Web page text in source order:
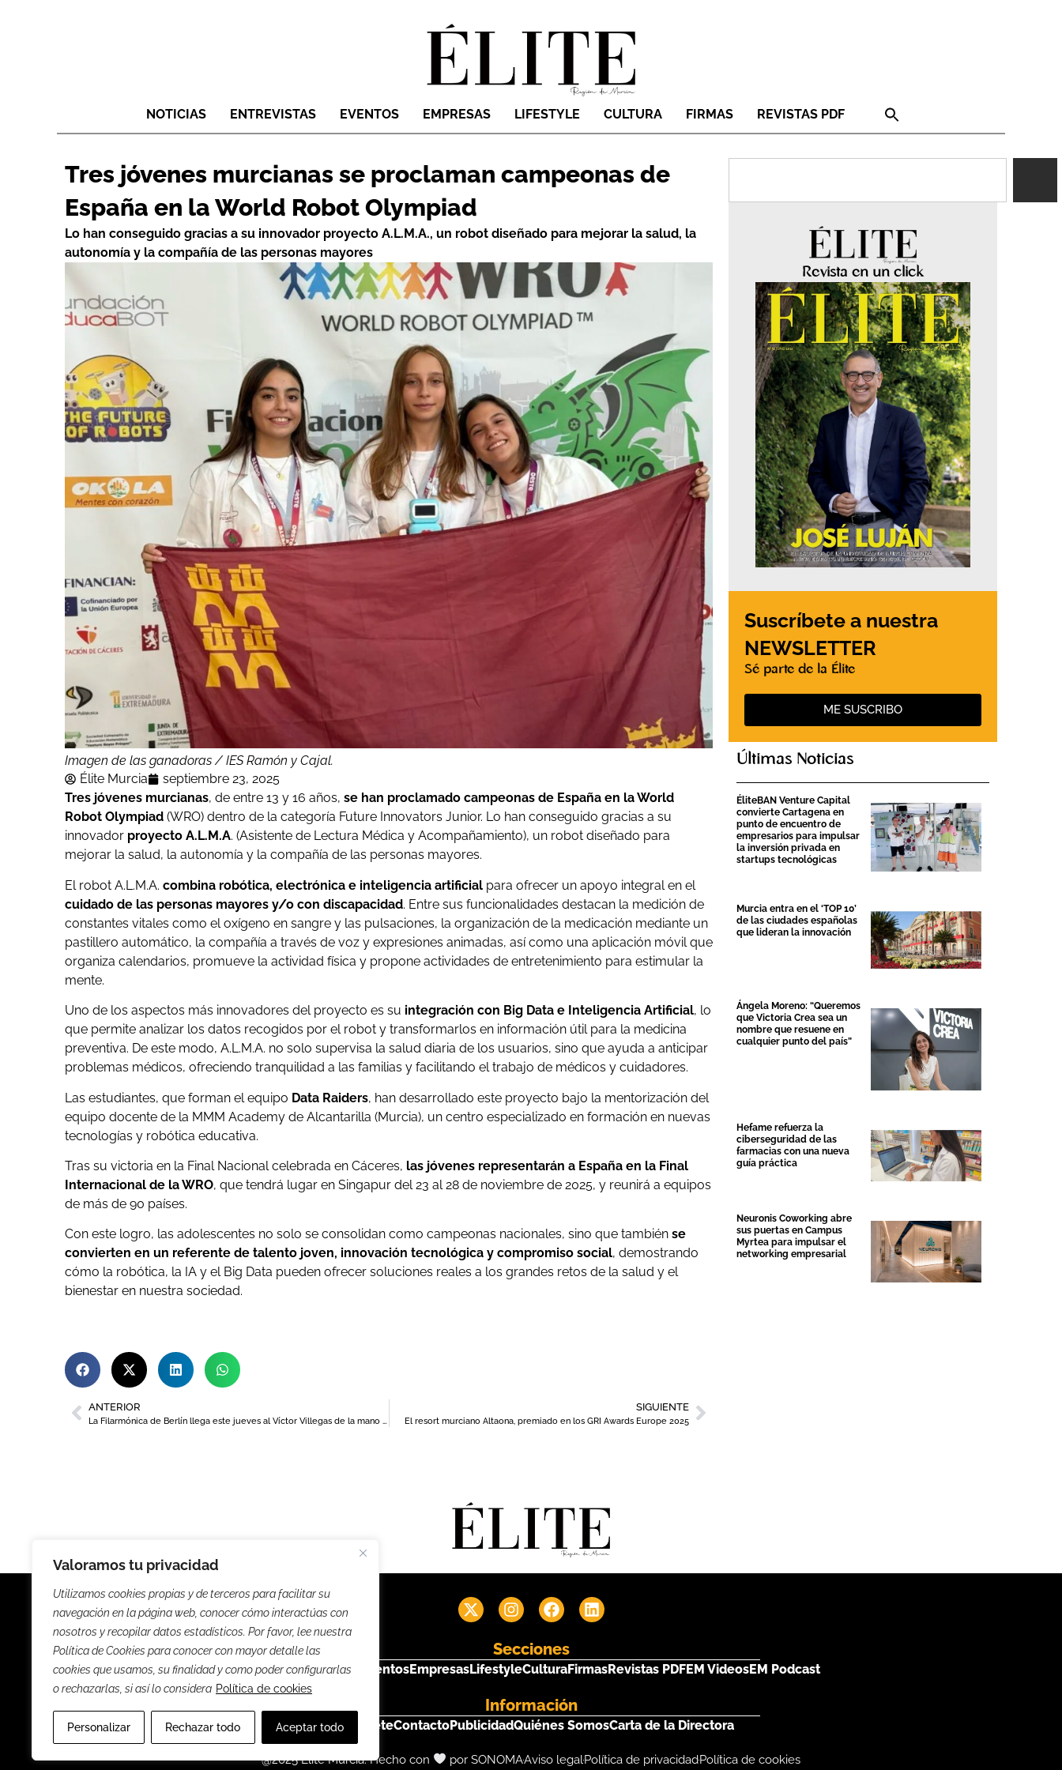
Valoramos tu privacidad
Utilizamos cookies propias y de terceros para facilitar su
navegación en la página web, conocer cómo interactúas con
nosotros y recopilar datos estadísticos. Por favor, lee nuestra
Política de Cookies para conocer con mayor detalle las
cookies que usamos, su finalidad y como poder configurarlas
o rechazarlas, si así lo considera Política de cookies
Personalizar Rechazar todo Aceptar todo
NOTICIAS ENTREVISTAS EVENTOS EMPRESAS LIFESTYLE CULTURA FIRMAS REVISTAS PDF
Tres jóvenes murcianas se proclaman campeonas de
España en la World Robot Olympiad
Lo han conseguido gracias a su innovador proyecto A.L.M.A., un robot diseñado para mejorar la salud, la
autonomía y la compañía de las personas mayores
Imagen de las ganadoras / IES Ramón y Cajal.
Élite Murcia
septiembre 23, 2025
Tres jóvenes murcianas, de entre 13 y 16 años, se han proclamado campeonas de España en la World
Robot Olympiad (WRO) dentro de la categoría Future Innovators Junior. Lo han conseguido gracias a su
innovador proyecto A.L.M.A. (Asistente de Lectura Médica y Acompañamiento), un robot diseñado para
mejorar la salud, la autonomía y la compañía de las personas mayores.
El robot A.L.M.A. combina robótica, electrónica e inteligencia artificial para ofrecer un apoyo integral en el
cuidado de las personas mayores y/o con discapacidad. Entre sus funcionalidades destacan la medición de
constantes vitales como el oxígeno en sangre y las pulsaciones, la organización de la medicación mediante un
pastillero automático, la compañía a través de voz y expresiones animadas, así como una aplicación móvil que
organiza calendarios, promueve la actividad física y propone actividades de entretenimiento para estimular la
mente.
Uno de los aspectos más innovadores del proyecto es su integración con Big Data e Inteligencia Artificial, lo
que permite analizar los datos recogidos por el robot y transformarlos en información útil para la medicina
preventiva. De este modo, A.L.M.A. no solo supervisa la salud diaria de los usuarios, sino que ayuda a anticipar
problemas médicos, ofreciendo tranquilidad a las familias y facilitando el trabajo de médicos y cuidadores.
Las estudiantes, que forman el equipo Data Raiders, han desarrollado este proyecto bajo la mentorización del
equipo docente de la MMM Academy de Alcantarilla (Murcia), un centro especializado en formación en nuevas
tecnologías y robótica educativa.
Tras su victoria en la Final Nacional celebrada en Cáceres, las jóvenes representarán a España en la Final
Internacional de la WRO, que tendrá lugar en Singapur del 23 al 28 de noviembre de 2025, y reunirá a equipos
de más de 90 países.
Con este logro, las adolescentes no solo se consolidan como campeonas nacionales, sino que también se
convierten en un referente de talento joven, innovación tecnológica y compromiso social, demostrando
cómo la robótica, la IA y el Big Data pueden ofrecer soluciones reales a los grandes retos de la salud y el
bienestar en nuestra sociedad.
ANTERIOR
La Filarmónica de Berlín llega este jueves al Víctor Villegas de la mano de su violista Joaquín Riquelme
SIGUIENTE
El resort murciano Altaona, premiado en los GRI Awards Europe 2025
Revista en un click
Suscríbete a nuestra
NEWSLETTER
Sé parte de la Élite
ME SUSCRIBO
Últimas Noticias
ÉliteBAN Venture Capital
convierte Cartagena en
punto de encuentro de
empresarios para impulsar
la inversión privada en
startups tecnológicas
Murcia entra en el ‘TOP 10’
de las ciudades españolas
que lideran la innovación
Ángela Moreno: “Queremos
que Victoria Crea sea un
nombre que resuene en
cualquier punto del país”
Hefame refuerza la
ciberseguridad de las
farmacias con una nueva
guía práctica
Neuronis Coworking abre
sus puertas en Campus
Myrtea para impulsar el
networking empresarial
Secciones
NoticiasEntrevistas EventosEmpresasLifestyleCulturaFirmasRevistas PDFEM VideosEM Podcast
Información
SuscríbeteContactoPublicidadQuiénes SomosCarta de la Directora
@2025 Élite Murcia. Hecho con por SONOMAAviso legalPolítica de privacidadPolítica de cookies